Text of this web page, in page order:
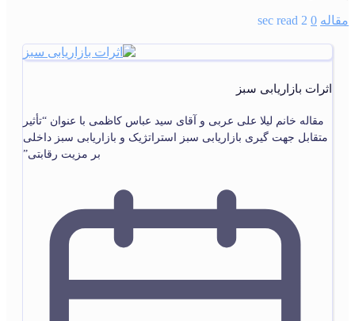
مقاله 0
2 sec read
اثرات بازاریابی سبز
مقاله خانم لیلا علی عربی و آقای سید عباس کاظمی با عنوان “تأثیر
متقابل جهت گیری بازاریابی سبز استراتژیک و بازاریابی سبز داخلی
بر مزیت رقابتی”